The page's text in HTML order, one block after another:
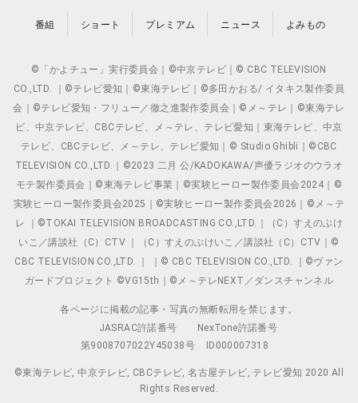
番組 ショート プレミアム ニュース よみもの
©「かよチュー」実行委員会｜©中京テレビ｜© CBC TELEVISION
CO.,LTD. ｜©テレビ愛知｜©東海テレビ｜©多田かおる/ イタキス製作委員
会｜©テレビ愛知・フリュー／徹之進製作委員会｜©メ～テレ｜©東海テレ
ビ、中京テレビ、CBCテレビ、メ～テレ、テレビ愛知｜東海テレビ、中京
テレビ、CBCテレビ、メ～テレ、テレビ愛知｜© Studio Ghibli｜©CBC
TELEVISION CO.,LTD.｜©2023 二月 公/KADOKAWA/声優ラジオのウラオ
モテ製作委員会｜©東海テレビ事業｜©実験ヒーロー製作委員会2024｜©
実験ヒーロー製作委員会2025｜©実験ヒーロー製作委員会2026｜©メ～テ
レ ｜©TOKAI TELEVISION BROADCASTING CO.,LTD.｜（C）すえのぶけ
いこ／講談社（C）CTV ｜（C）すえのぶけいこ／講談社（C）CTV｜©
CBC TELEVISION CO.,LTD. ｜ ｜© CBC TELEVISION CO.,LTD. ｜©ヴァン
ガードプロジェクト ©VG15th｜©メ～テレNEXT／ダンスチャンネル
各ページに掲載の記事・写真の無断転用を禁じます。
JASRAC許諾番号
NexTone許諾番号
第9008707022Y45038号
ID000007318
©東海テレビ, 中京テレビ, CBCテレビ, 名古屋テレビ, テレビ愛知 2020 All
Rights Reserved.